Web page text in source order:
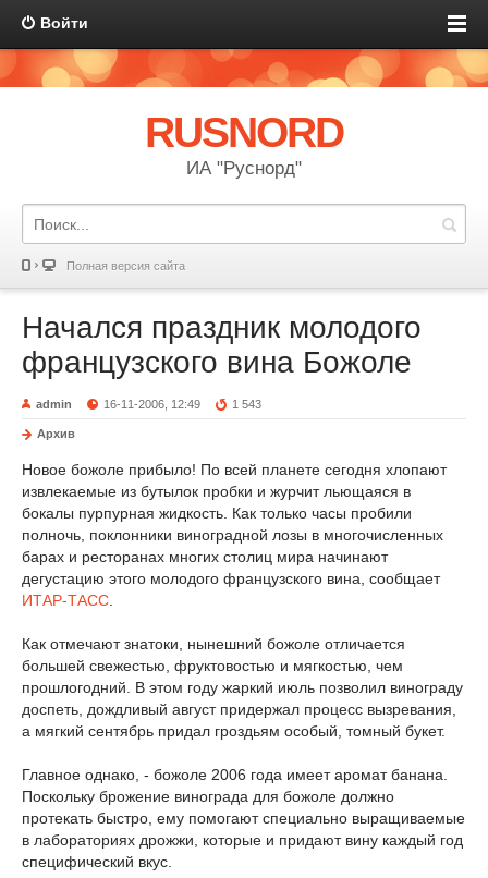
Войти
RUSNORD
ИА "Руснорд"
Полная версия сайта
Начался праздник молодого
французского вина Божоле
admin 16-11-2006, 12:49 1 543
Архив
Новое божоле прибыло! По всей планете сегодня хлопают
извлекаемые из бутылок пробки и журчит льющаяся в
бокалы пурпурная жидкость. Как только часы пробили
полночь, поклонники виноградной лозы в многочисленных
барах и ресторанах многих столиц мира начинают
дегустацию этого молодого французского вина, сообщает
ИТАР-ТАСС
Как отмечают знатоки, нынешний божоле отличается
большей свежестью, фруктовостью и мягкостью, чем
прошлогодний. В этом году жаркий июль позволил винограду
доспеть, дождливый август придержал процесс вызревания,
а мягкий сентябрь придал гроздьям особый, томный букет.
Главное однако, - божоле 2006 года имеет аромат банана.
Поскольку брожение винограда для божоле должно
протекать быстро, ему помогают специально выращиваемые
в лабораториях дрожжи, которые и придают вину каждый год
специфический вкус.